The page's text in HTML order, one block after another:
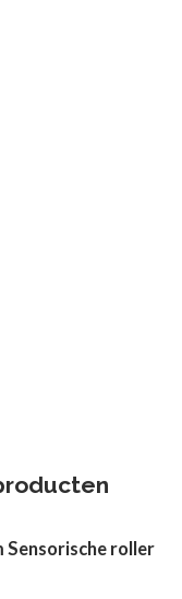
Sensorische roller